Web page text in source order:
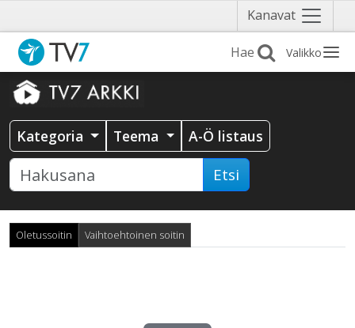
Kanavat Näytä
valikko
Valikko
Kategoria Teema A-Ö listaus
Etsi
Oletussoitin Vaihtoehtoinen soitin